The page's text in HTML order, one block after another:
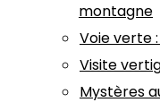
montagne
Voie verte
Visite
Mystères